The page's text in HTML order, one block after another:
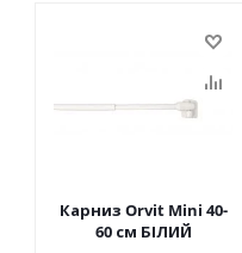
Карниз Orvit Mini 40-
60 см БІЛИЙ